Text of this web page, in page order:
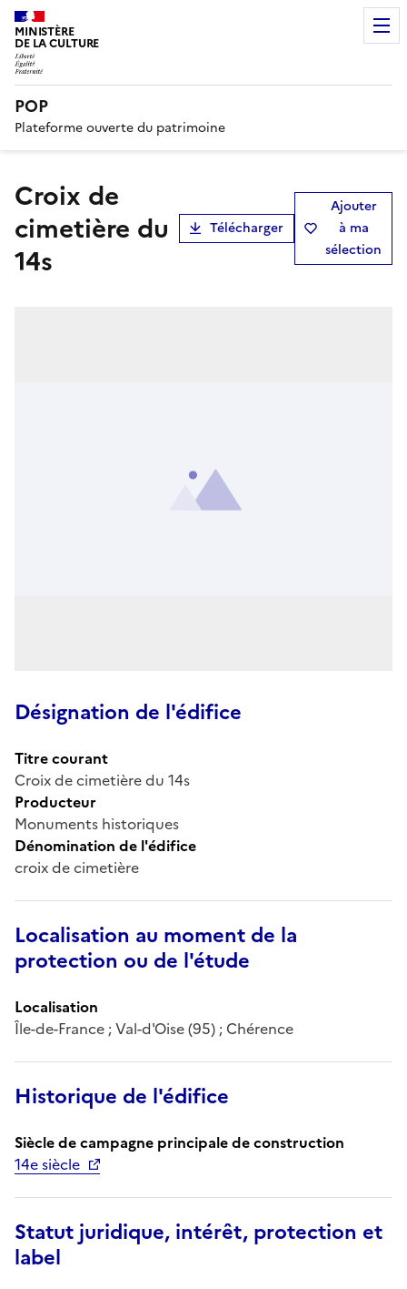
MINISTÈRE
DE LA CULTURE
POP
Plateforme ouverte du patrimoine
Croix de
cimetière du
14s
Télécharger
Ajouter
à ma
sélection
Désignation de l'édifice
Titre courant
Croix de cimetière du 14s
Producteur
Monuments historiques
Dénomination de l'édifice
croix de cimetière
Localisation au moment de la
protection ou de l'étude
Localisation
Île-de-France ; Val-d'Oise (95) ; Chérence
Historique de l'édifice
Siècle de campagne principale de construction
14e siècle
Statut juridique, intérêt, protection et
label